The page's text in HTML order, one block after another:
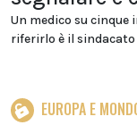
Un medico su cinque
riferirlo è il sindacato
EUROPA E